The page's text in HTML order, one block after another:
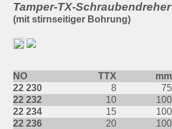
Tamper-TX-Schraubendreher
(mit stirnseitiger Bohrung)
NO TTX mm
22 230
8 75
22 232
10 100
22 234
15 100
22 236
20 100